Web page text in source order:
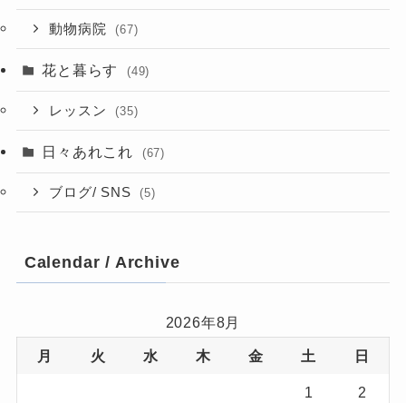
動物病院 (67)
花と暮らす (49)
レッスン (35)
日々あれこれ (67)
ブログ/ SNS (5)
Calendar / Archive
2026年8月
月 火 水 木 金 土 日
1 2